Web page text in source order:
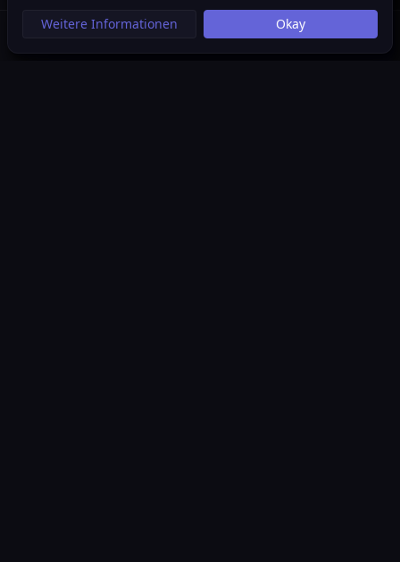
Menü aufrufen
Weitere Informationen
Okay